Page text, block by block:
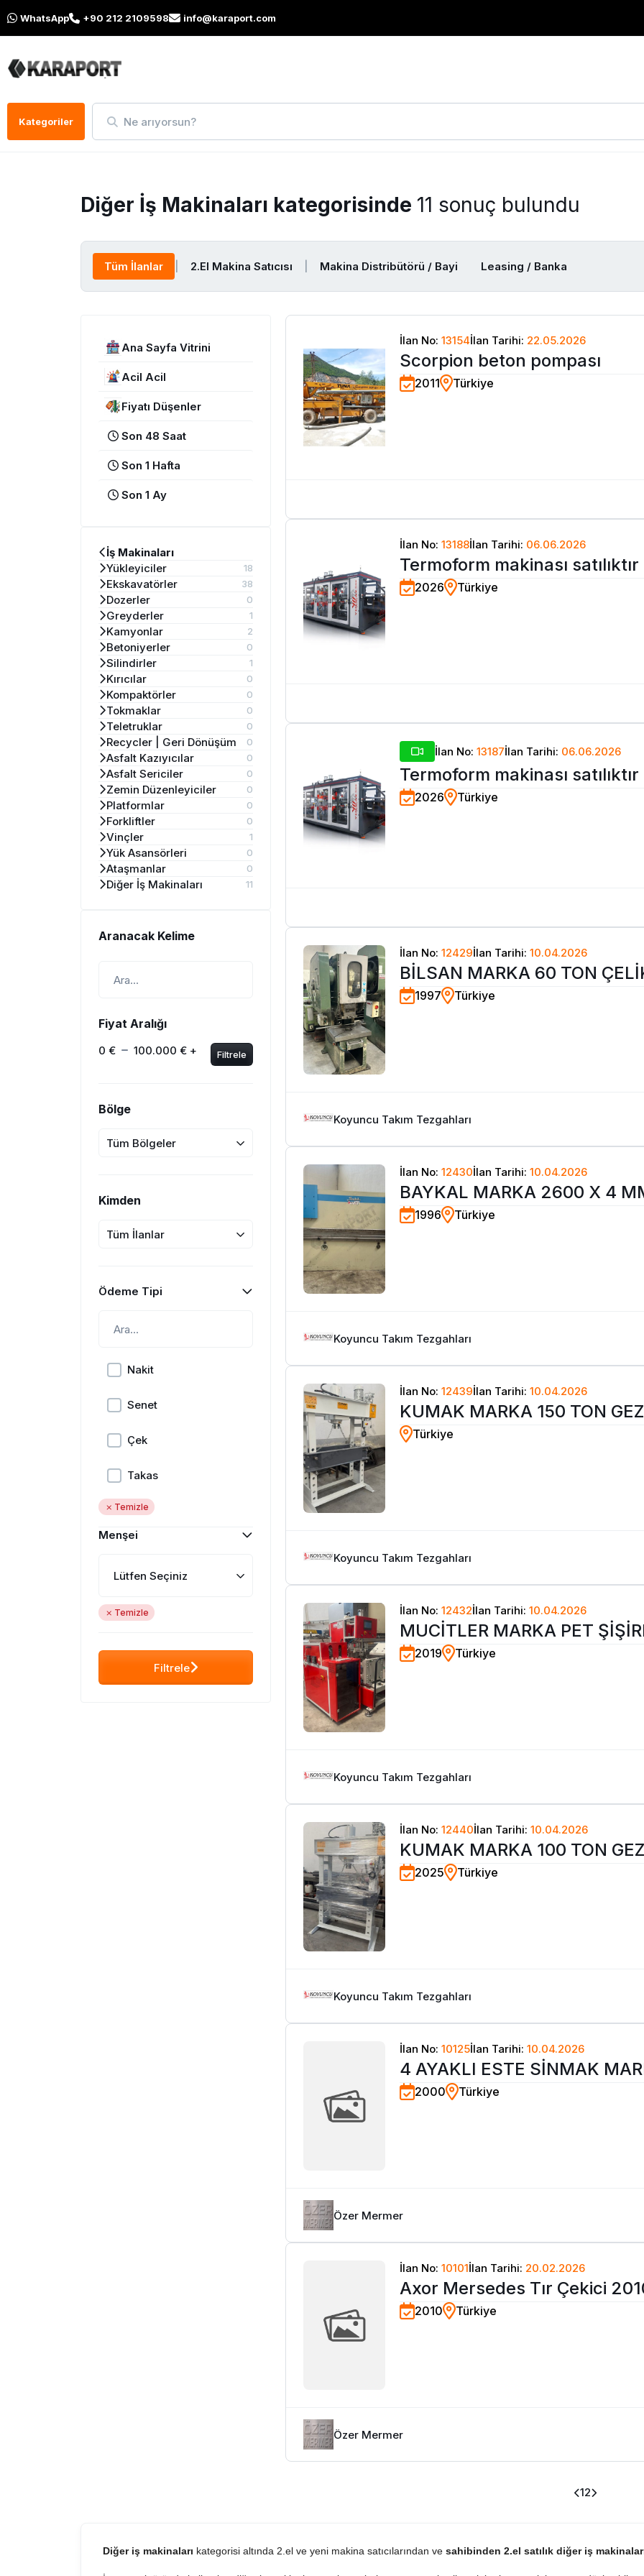
WhatsApp +90 212 2109598 info@karaport.com
Kategoriler Ne arıyorsun?
Diğer İş Makinaları kategorisinde 11 sonuç bulundu
Tüm İlanlar 2.El Makina Satıcısı Makina Distribütörü / Bayi Leasing / Banka
Ana Sayfa Vitrini
Acil Acil
Fiyatı Düşenler
Son 48 Saat
Son 1 Hafta
Son 1 Ay
İş Makinaları
Yükleyiciler
18
Ekskavatörler 38
Dozerler 0
Greyderler 1
Kamyonlar 2
Betoniyerler 0
Silindirler 1
Kırıcılar 0
Kompaktörler 0
Tokmaklar 0
Teletruklar 0
Recycler | Geri Dönüşüm 0
Asfalt Kazıyıcılar 0
Asfalt Sericiler 0
Zemin Düzenleyiciler 0
Platformlar 0
Forkliftler 0
Vinçler 1
Yük Asansörleri 0
Ataşmanlar 0
Diğer İş Makinaları 11
Aranacak Kelime
Fiyat Aralığı
0 € 100.000 € + Filtrele
Bölge
Tüm Bölgeler
Kimden
Tüm İlanlar
Ödeme Tipi
Nakit
Senet
Çek
Takas
Temizle
Menşei
Lütfen Seçiniz
Temizle
Filtrele
İlan No:13154İlan Tarihi: 22.05.2026
Scorpion beton pompası
2011 Türkiye
İlan No:13188İlan Tarihi: 06.06.2026
Termoform makinası satılıktır
2026 Türkiye
İlan No:13187İlan Tarihi: 06.06.2026
Termoform makinası satılıktır
2026 Türkiye
İlan No:12429İlan Tarihi:10.04.2026
BİLSAN MARKA 60 TON
EKSANTRİK PRES 1997
1997 Türkiye
Koyuncu Takım Tezgahları
İlan No:12430İlan Tarihi:10.04.2026
BAYKAL MARKA 2600 X 4
HİDROLİK ABKANT PRES 1996
1996 Türkiye
Koyuncu Takım Tezgahları
İlan No:12439İlan Tarihi:10.04.2026
KUMAK MARKA 150 TON
PİSTONLU HİDROLİK ATÖLYE
Türkiye
Koyuncu Takım Tezgahları
İlan No:12432İlan Tarihi:10.04.2026
MUCİTLER MARKA PET
MAKİNASI 2019
2019 Türkiye
Koyuncu Takım Tezgahları
İlan No:12440İlan Tarihi:10.04.2026
KUMAK MARKA 100 TON
PİSTONLU HİDROLİK ATÖLYE
2025 Türkiye
Koyuncu Takım Tezgahları
İlan No:10125İlan Tarihi:10.04.2026
4 AYAKLI ESTE SİNMAK
2000 Türkiye
Özer Mermer
İlan No:10101İlan Tarihi: 20.02.2026
Axor Mersedes Tır Çekici
2010 Türkiye
Özer Mermer
12
Diğer iş makinaları kategorisi altında 2.el ve yeni makina satıcılarından ve sahibinden 2.el satılık diğer iş